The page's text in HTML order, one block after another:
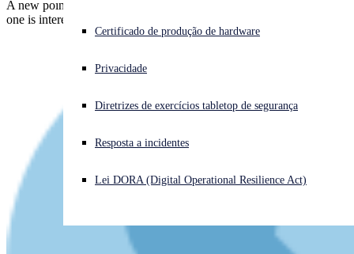
Enfrentando um ataque cibernético? Obtenha ajuda imediata
Português (Brasil) Open language switcher
Certificado de produção de hardware
Privacidade
Diretrizes de exercícios tabletop de segurança
Resposta a incidentes
Lei DORA (Digital Operational Resilience Act)
A new point-release of Firefox. Not unusual, but the timing of this
one is interesting, with Pwn2Own coming up in a few days.